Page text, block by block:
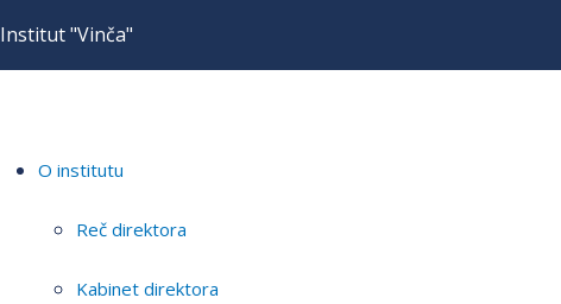
Institut "Vinča"
O institutu
Reč direktora
Kabinet direktora